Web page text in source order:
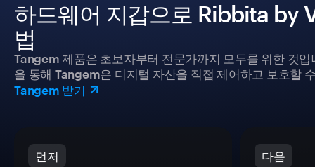
하드웨어 지갑으로 Ribbita by
법
Tangem 제품은 초보자부터 전문가까지 모두를 위한 것
을 통해 Tangem은 디지털 자산을 직접 제어하고 보호할
Tangem 받기
먼저 다음